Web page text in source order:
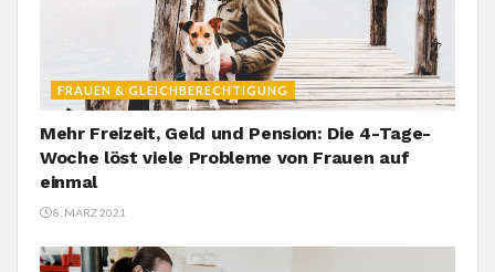
FRAUEN & GLEICHBERECHTIGUNG
Mehr Freizeit, Geld und Pension: Die 4-Tage-
Woche löst viele Probleme von Frauen auf
einmal
8. MÄRZ 2021